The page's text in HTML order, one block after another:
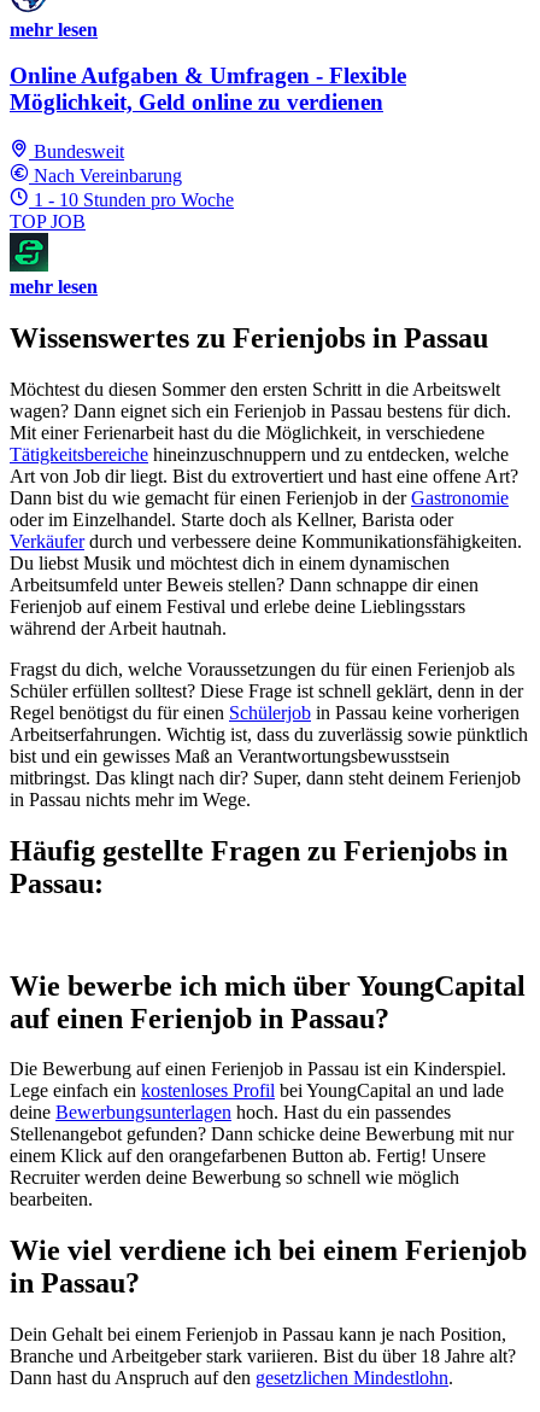
mehr lesen
Online Aufgaben & Umfragen - Flexible
Möglichkeit, Geld online zu verdienen
Bundesweit
Nach Vereinbarung
1 - 10 Stunden pro Woche
TOP JOB
mehr lesen
Wissenswertes zu Ferienjobs in Passau
Möchtest du diesen Sommer den ersten Schritt in die Arbeitswelt
wagen? Dann eignet sich ein Ferienjob in Passau bestens für dich.
Mit einer Ferienarbeit hast du die Möglichkeit, in verschiedene
Tätigkeitsbereiche hineinzuschnuppern und zu entdecken, welche
Art von Job dir liegt. Bist du extrovertiert und hast eine offene Art?
Dann bist du wie gemacht für einen Ferienjob in derGastronomie
oder im Einzelhandel. Starte doch als Kellner, Barista oder
Verkäuferdurch und verbessere deine Kommunikationsfähigkeiten.
Du liebst Musik und möchtest dich in einem dynamischen
Arbeitsumfeld unter Beweis stellen? Dann schnappe dir einen
Ferienjob auf einem Festival und erlebe deine Lieblingsstars
während der Arbeit hautnah.
Fragst du dich, welche Voraussetzungen du für einen Ferienjob als
Schüler erfüllen solltest? Diese Frage ist schnell geklärt, denn in der
Regel benötigst du für einen Schülerjob in Passau keine vorherigen
Arbeitserfahrungen. Wichtig ist, dass du zuverlässig sowie pünktlich
bist und ein gewisses Maß an Verantwortungsbewusstsein
mitbringst. Das klingt nach dir? Super, dann steht deinem Ferienjob
in Passau nichts mehr im Wege.
Häufig gestellte Fragen zu Ferienjobs in
Passau:
Wie bewerbe ich mich über YoungCapital
auf einen Ferienjob in Passau?
Die Bewerbung auf einen Ferienjob in Passau ist ein Kinderspiel.
Lege einfach ein kostenloses Profil bei YoungCapital an und lade
deine Bewerbungsunterlagen hoch. Hast du ein passendes
Stellenangebot gefunden? Dann schicke deine Bewerbung mit nur
einem Klick auf den orangefarbenen Button ab. Fertig! Unsere
Recruiter werden deine Bewerbung so schnell wie möglich
bearbeiten.
Wie viel verdiene ich bei einem Ferienjob
in Passau?
Dein Gehalt bei einem Ferienjob in Passau kann je nach Position,
Branche und Arbeitgeber stark variieren. Bist du über 18 Jahre alt?
Dann hast du Anspruch auf den gesetzlichen Mindestlohn.